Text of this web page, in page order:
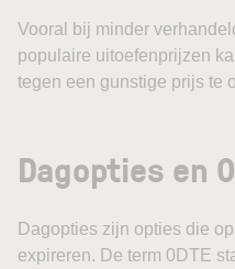
Vooral bij minder
populaire uitoefenprijzen
tegen een gunstige prijs te
Dagopties en
Dagopties zijn opties die
expireren. De term 0DTE